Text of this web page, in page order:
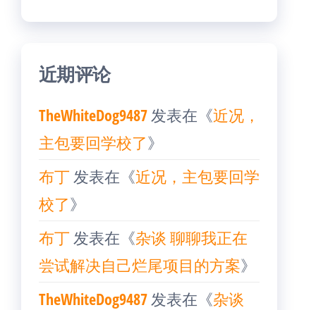
近期评论
TheWhiteDog9487发表在《近况，
主包要回学校了》
布丁发表在《近况，主包要回学
校了》
布丁发表在《杂谈 聊聊我正在
尝试解决自己烂尾项目的方案》
TheWhiteDog9487发表在《杂谈